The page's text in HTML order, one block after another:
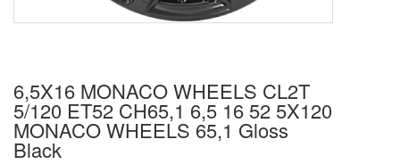
6,5X16 MONACO WHEELS CL2T
5/120 ET52 CH65,1 6,5 16 52 5X120
MONACO WHEELS 65,1 Gloss
Black